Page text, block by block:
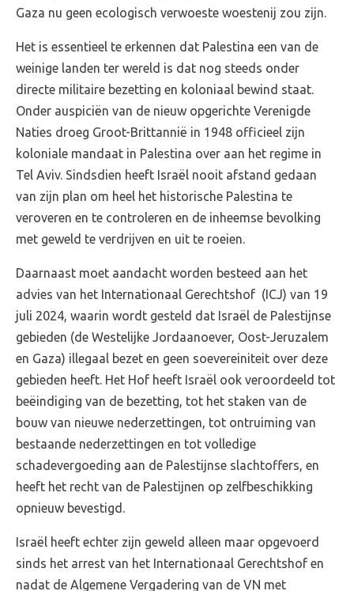
Gaza nu geen ecologisch verwoeste woestenij zou zijn.
Het is essentieel te erkennen dat Palestina een van de
weinige landen ter wereld is dat nog steeds onder
directe militaire bezetting en koloniaal bewind staat.
Onder auspiciën van de nieuw opgerichte Verenigde
Naties droeg Groot-Brittannië in 1948 officieel zijn
koloniale mandaat in Palestina over aan het regime in
Tel Aviv. Sindsdien heeft Israël nooit afstand gedaan
van zijn plan om heel het historische Palestina te
veroveren en te controleren en de inheemse bevolking
met geweld te verdrijven en uit te roeien.
Daarnaast moet aandacht worden besteed aan het
advies van het Internationaal Gerechtshof (ICJ) van 19
juli 2024, waarin wordt gesteld dat Israël de Palestijnse
gebieden (de Westelijke Jordaanoever, Oost-Jeruzalem
en Gaza) illegaal bezet en geen soevereiniteit over deze
gebieden heeft. Het Hof heeft Israël ook veroordeeld tot
beëindiging van de bezetting, tot het staken van de
bouw van nieuwe nederzettingen, tot ontruiming van
bestaande nederzettingen en tot volledige
schadevergoeding aan de Palestijnse slachtoffers, en
heeft het recht van de Palestijnen op zelfbeschikking
opnieuw bevestigd.
Israël heeft echter zijn geweld alleen maar opgevoerd
sinds het arrest van het Internationaal Gerechtshof en
nadat de Algemene Vergadering van de VN met